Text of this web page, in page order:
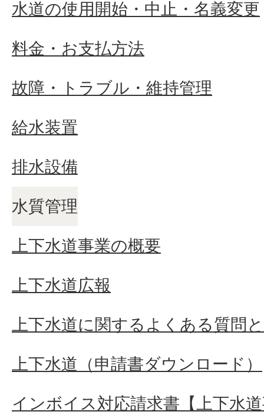
水道の使用開始・中止・名義変更
料金・お支払方法
故障・トラブル・維持管理
給水装置
排水設備
水質管理
上下水道事業の概要
上下水道広報
上下水道に関するよくある質問
上下水道（申請書ダウンロード）
インボイス対応請求書【上下水